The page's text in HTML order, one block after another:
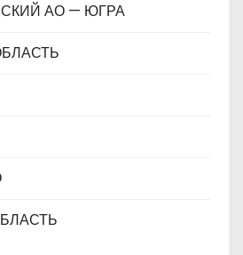
АО — ЮГРА